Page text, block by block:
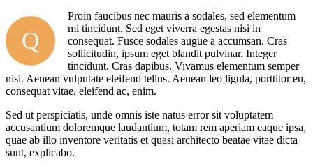
Q
Proin faucibus nec mauris a sodales, sed elementum
mi tincidunt. Sed eget viverra egestas nisi in
consequat. Fusce sodales augue a accumsan. Cras
sollicitudin, ipsum eget blandit pulvinar. Integer
tincidunt. Cras dapibus. Vivamus elementum semper
nisi. Aenean vulputate eleifend tellus. Aenean leo ligula, porttitor eu,
consequat vitae, eleifend ac, enim.
Sed ut perspiciatis, unde omnis iste natus error sit voluptatem
accusantium doloremque laudantium, totam rem aperiam eaque ipsa,
quae ab illo inventore veritatis et quasi architecto beatae vitae dicta
sunt, explicabo.